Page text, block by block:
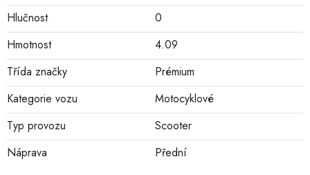
Hlučnost
0
Hmotnost
4.09
Třída značky
Prémium
Kategorie vozu
Motocyklové
Typ provozu
Scooter
Náprava
Přední